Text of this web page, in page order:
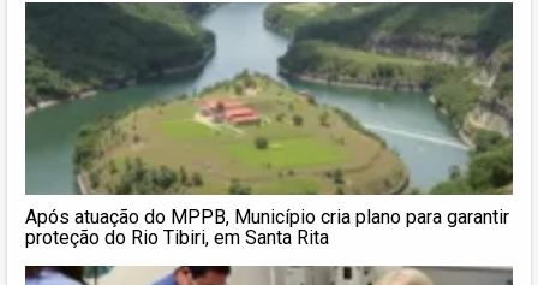
Após atuação do MPPB, Município cria plano para garantir
proteção do Rio Tibiri, em Santa Rita